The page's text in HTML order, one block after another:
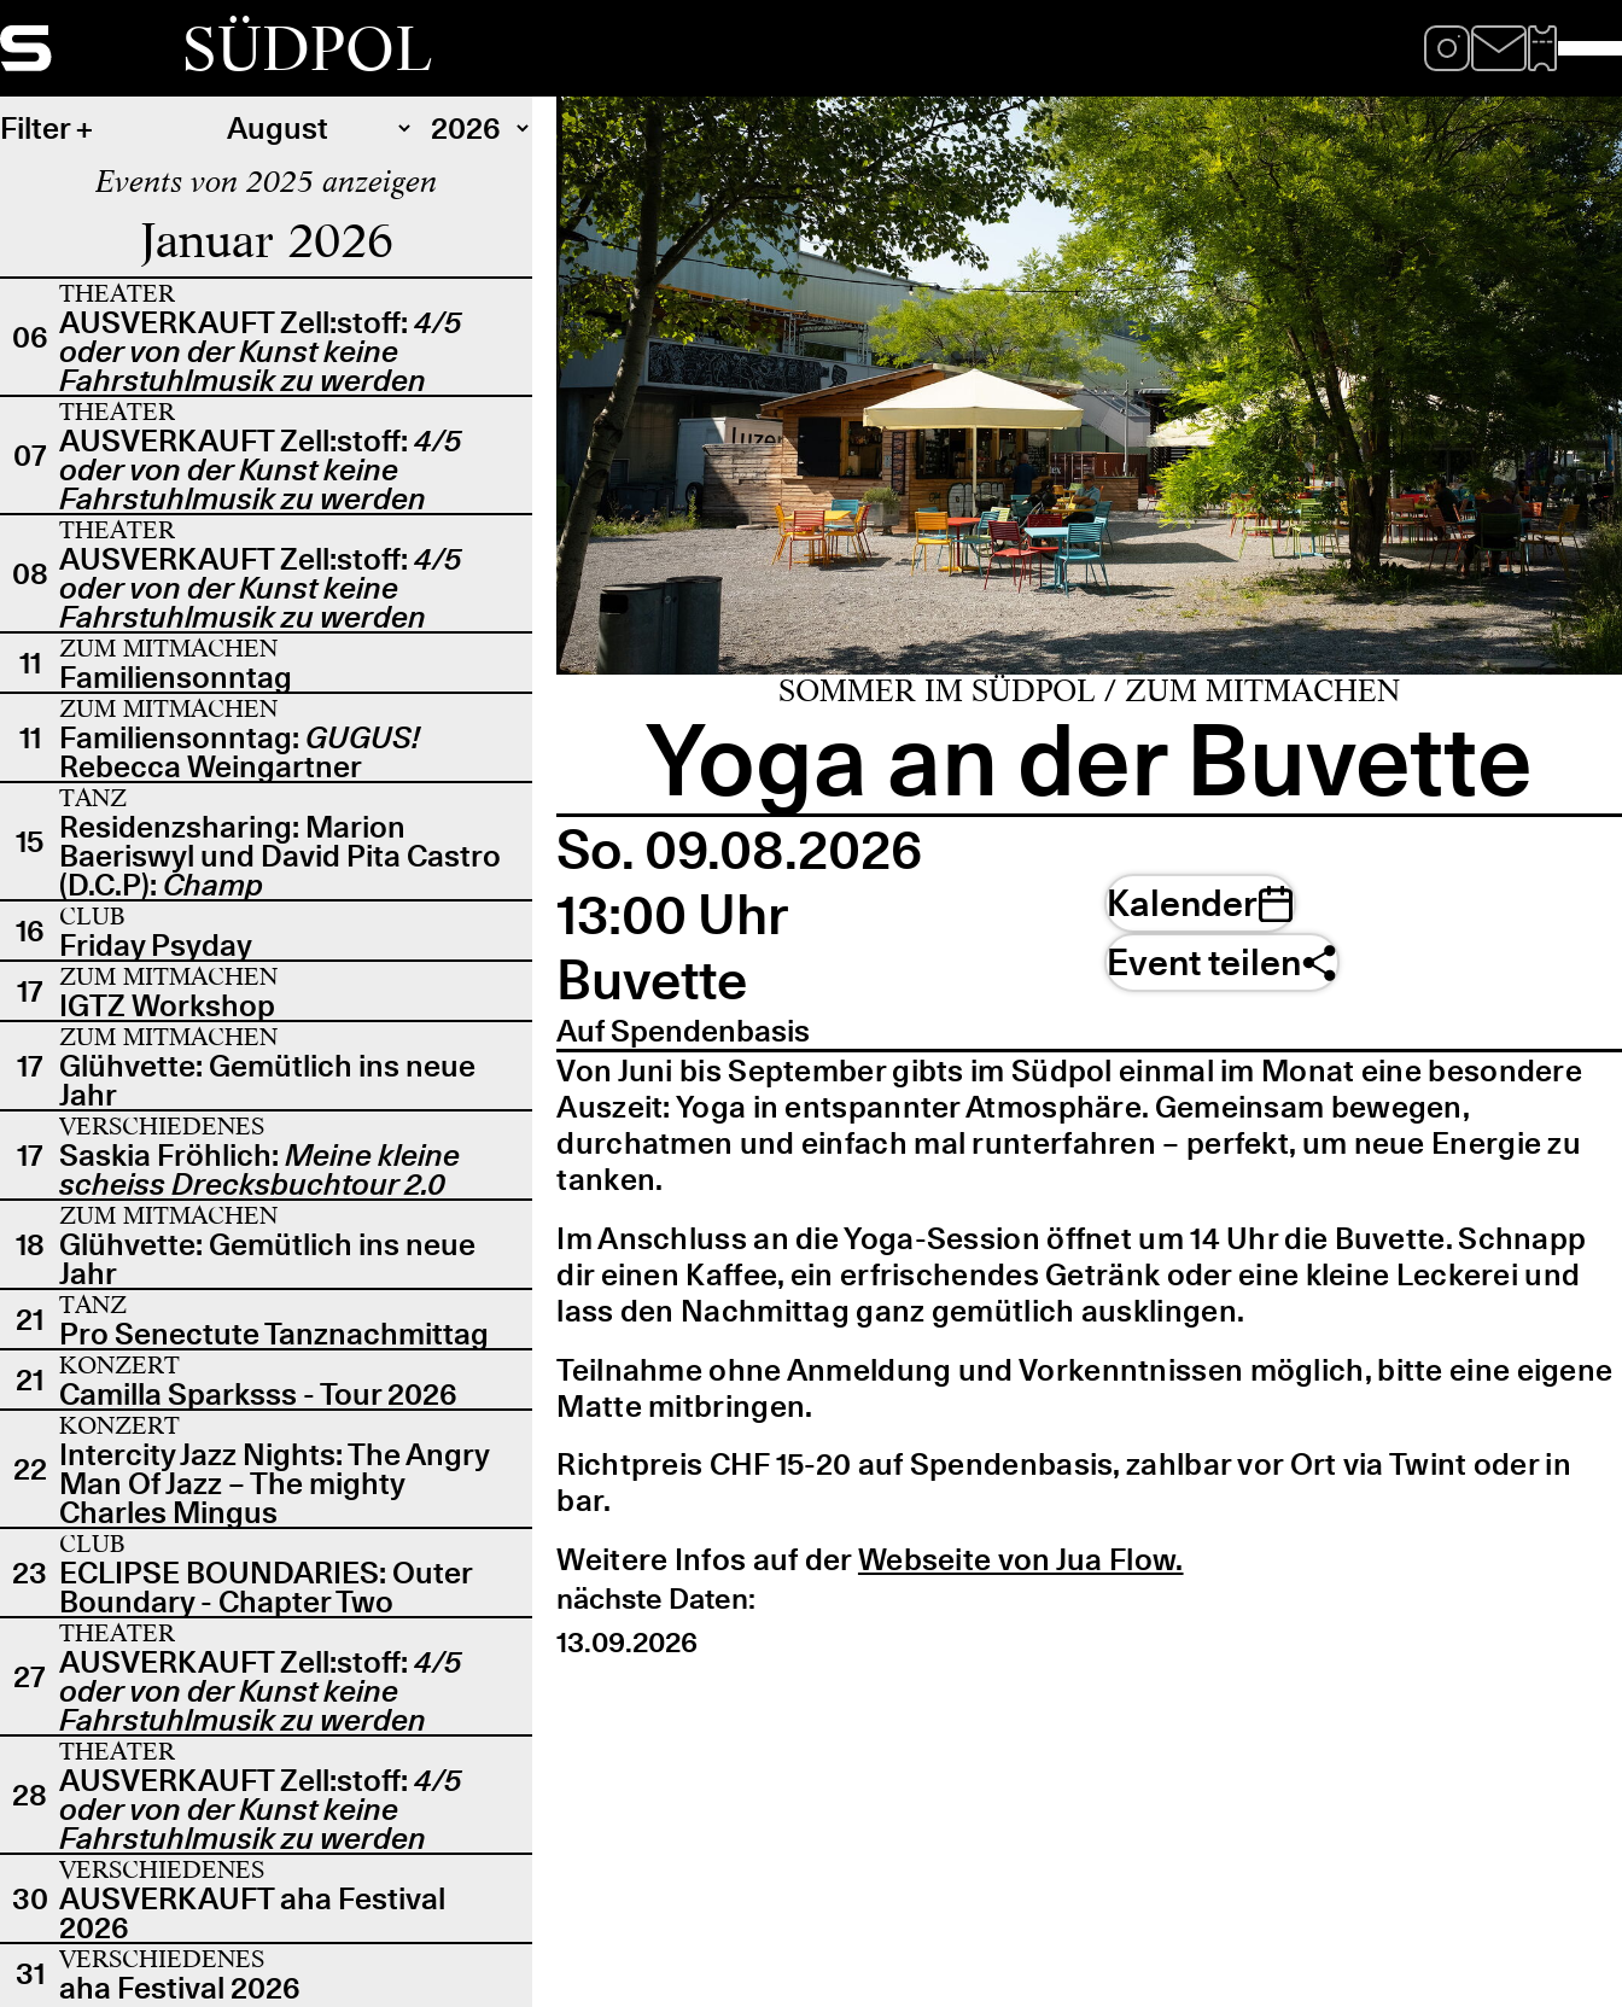
SÜDPOL
Filter
Events von 2025 anzeigen
Januar 2026
06
THEATER
AUSVERKAUFT Zell:stoff: 4/5
oder von der Kunst keine
Fahrstuhlmusik zu werden
07
THEATER
AUSVERKAUFT Zell:stoff: 4/5
oder von der Kunst keine
Fahrstuhlmusik zu werden
08
THEATER
AUSVERKAUFT Zell:stoff: 4/5
oder von der Kunst keine
Fahrstuhlmusik zu werden
11
ZUM MITMACHEN
Familiensonntag
11
ZUM MITMACHEN
Familiensonntag: GUGUS!
Rebecca Weingartner
15
TANZ
Residenzsharing: Marion
Baeriswyl und David Pita Castro
(D.C.P): Champ
16 CLUB
Friday Psyday
17 ZUM MITMACHEN
IGTZ Workshop
17
ZUM MITMACHEN
Glühvette: Gemütlich ins neue
Jahr
17
VERSCHIEDENES
Saskia Fröhlich: Meine kleine
scheiss Drecksbuchtour 2.0
18
ZUM MITMACHEN
Glühvette: Gemütlich ins neue
Jahr
21 TANZ
Pro Senectute Tanznachmittag
21 KONZERT
Camilla Sparksss - Tour 2026
22
KONZERT
Intercity Jazz Nights: The Angry
Man Of Jazz – The mighty
Charles Mingus
23
CLUB
ECLIPSE BOUNDARIES: Outer
Boundary - Chapter Two
27
THEATER
AUSVERKAUFT Zell:stoff: 4/5
oder von der Kunst keine
Fahrstuhlmusik zu werden
28
THEATER
AUSVERKAUFT Zell:stoff: 4/5
oder von der Kunst keine
Fahrstuhlmusik zu werden
30
VERSCHIEDENES
AUSVERKAUFT aha Festival
2026
31 VERSCHIEDENES
aha Festival 2026
SOMMER IM SÜDPOL / ZUM MITMACHEN
Yoga an der Buvette
So. 09.08.2026
13:00 Uhr
Buvette
Auf Spendenbasis
Kalender
Event teilen
Von Juni bis September gibts im Südpol einmal im Monat eine besondere
Auszeit: Yoga in entspannter Atmosphäre. Gemeinsam bewegen,
durchatmen und einfach mal runterfahren – perfekt, um neue Energie zu
tanken.
Im Anschluss an die Yoga-Session öffnet um 14 Uhr die Buvette. Schnapp
dir einen Kaffee, ein erfrischendes Getränk oder eine kleine Leckerei und
lass den Nachmittag ganz gemütlich ausklingen.
Teilnahme ohne Anmeldung und Vorkenntnissen möglich, bitte eine eigene
Matte mitbringen.
Richtpreis CHF 15-20 auf Spendenbasis, zahlbar vor Ort via Twint oder in
bar.
Weitere Infos auf derWebseite von Jua Flow.
nächste Daten:
13.09.2026